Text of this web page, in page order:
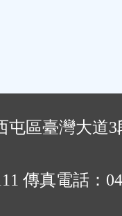
屯區臺灣大道3
傳真電話：